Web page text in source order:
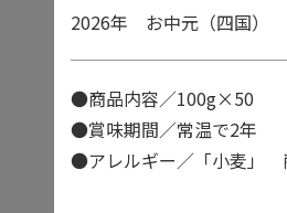
2026年 お中元（四国）
●商品内容／100g×50
●賞味期間／常温で2年
●アレルギー／「小麦」